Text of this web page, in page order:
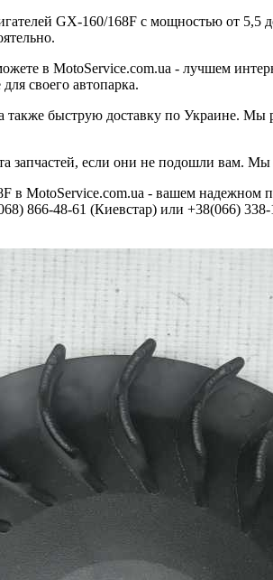
GX-160/168F с мощностью от
в MotoService.com.ua - лучшем
своего автопарка.
быструю доставку по Украине. Мы
запчастей, если они не подошли вам.
в MotoService.com.ua - вашем
866-48-61 (Киевстар) или +38(066)